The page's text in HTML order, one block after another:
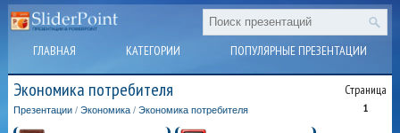
ГЛАВНАЯ КАТЕГОРИИ ПОПУЛЯРНЫЕ ПРЕЗЕНТАЦИИ
Экономика потребителя Страница
1
Презентации /Экономика /Экономика потребителя